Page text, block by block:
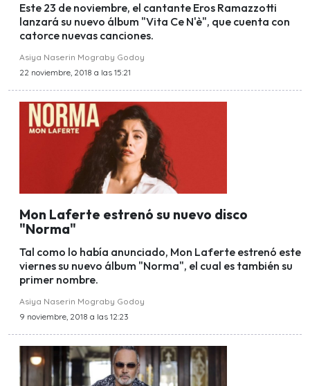
Este 23 de noviembre, el cantante Eros Ramazzotti
lanzará su nuevo álbum "Vita Ce N'è", que cuenta con
catorce nuevas canciones.
Asiya Naserin Mograby Godoy
22 noviembre, 2018 a las 15:21
Mon Laferte estrenó su nuevo disco
"Norma"
Tal como lo había anunciado, Mon Laferte estrenó este
viernes su nuevo álbum "Norma", el cual es también su
primer nombre.
Asiya Naserin Mograby Godoy
9 noviembre, 2018 a las 12:23